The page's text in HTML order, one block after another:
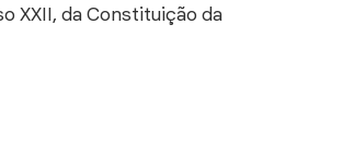
XXII, da Constituição da